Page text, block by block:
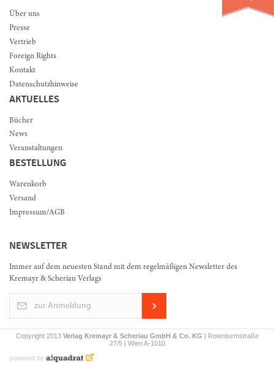
Über uns
Presse
Vertrieb
Foreign Rights
Kontakt
Datenschutzhinweise
AKTUELLES
Bücher
News
Veranstaltungen
BESTELLUNG
Warenkorb
Versand
Impressum/AGB
NEWSLETTER
Immer auf dem neuesten Stand mit dem regelmäßigen Newsletter des
Kremayr & Scheriau Verlags
zur Anmeldung
Copyright 2013 Verlag Kremayr & Scheriau GmbH & Co. KG | Rotenturmstraße
27/5 | Wien A-1010
powered by